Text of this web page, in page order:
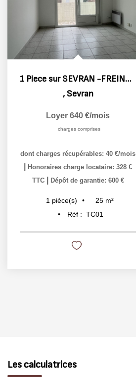
1 Piece sur SEVRAN -FREINVILLE
, Sevran
Loyer 640 €/mois
charges comprises
dont charges récupérables: 40 €/mois
Honoraires charge locataire: 328 €
TTC
Dépôt de garantie: 600 €
1 pièce(s) 25 m²
Réf : TC01
Les calculatrices